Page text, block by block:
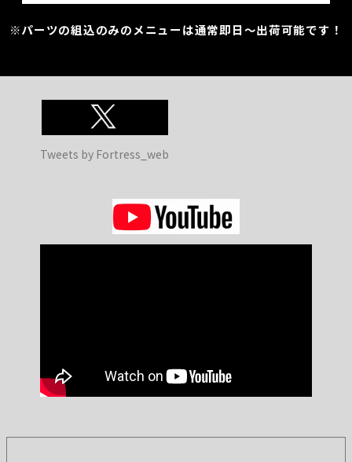
※パーツの組込のみのメニューは通常即日～出荷可能です！
Tweets by Fortress_web